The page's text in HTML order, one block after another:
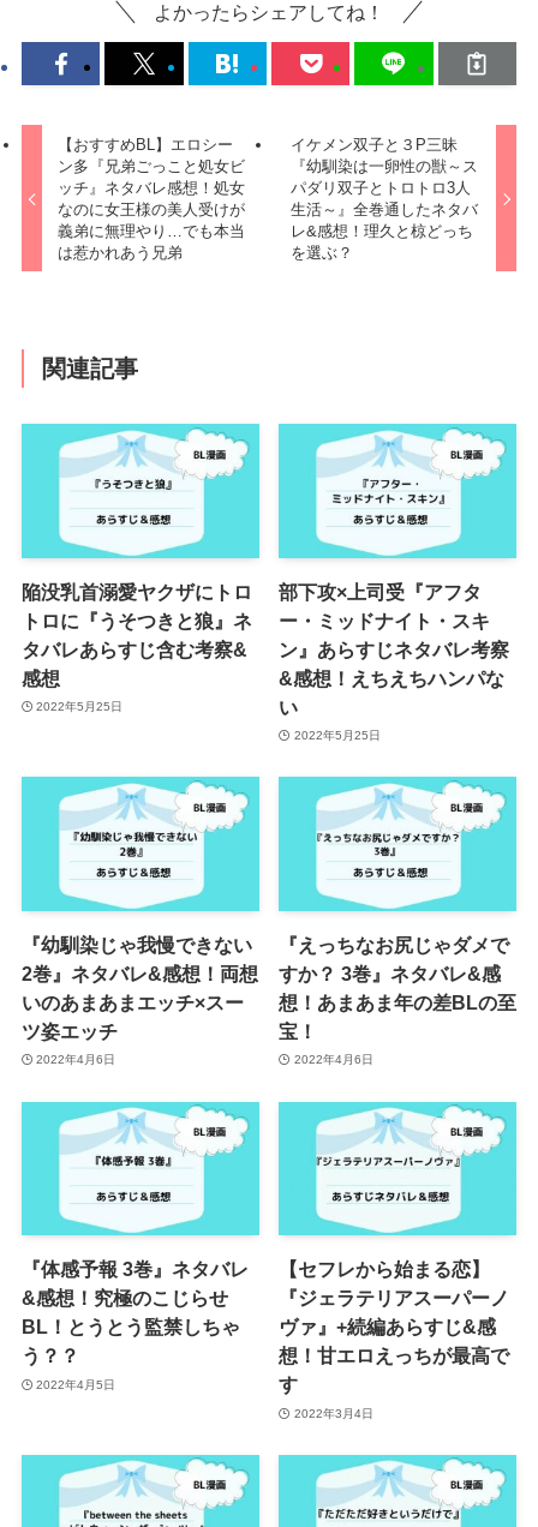
よかったらシェアしてね！
【おすすめBL】エロシー
ン多『兄弟ごっこと処女ビ
ッチ』ネタバレ感想！処女
なのに女王様の美人受けが
義弟に無理やり…でも本当
は惹かれあう兄弟
イケメン双子と３P三昧
『幼馴染は一卵性の獣～ス
パダリ双子とトロトロ3人
生活～』全巻通したネタバ
レ&感想！理久と椋どっち
を選ぶ？
関連記事
陥没乳首溺愛ヤクザにトロ
トロに『うそつきと狼』ネ
タバレあらすじ含む考察&
感想
2022年5月25日
部下攻×上司受『アフタ
ー・ミッドナイト・スキ
ン』あらすじネタバレ考察
&感想！えちえちハンパな
い
2022年5月25日
『幼馴染じゃ我慢できない
2巻』ネタバレ&感想！両想
いのあまあまエッチ×スー
ツ姿エッチ
2022年4月6日
『えっちなお尻じゃダメで
すか？ 3巻』ネタバレ&感
想！あまあま年の差BLの至
宝！
2022年4月6日
『体感予報 3巻』ネタバレ
&感想！究極のこじらせ
BL！とうとう監禁しちゃ
う？？
2022年4月5日
【セフレから始まる恋】
『ジェラテリアスーパーノ
ヴァ』+続編あらすじ&感
想！甘エロえっちが最高で
す
2022年3月4日